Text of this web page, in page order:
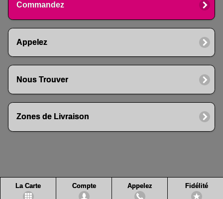
Commandez
Appelez
Nous Trouver
Zones de Livraison
La Carte Compte Appelez Fidélité